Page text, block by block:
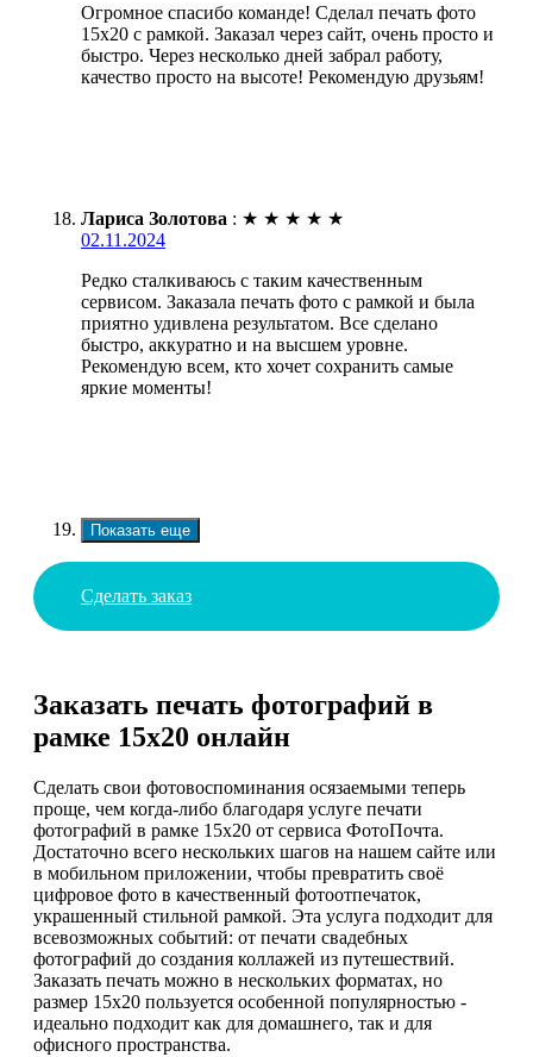
Огромное спасибо команде! Сделал печать фото
15х20 с рамкой. Заказал через сайт, очень просто и
быстро. Через несколько дней забрал работу,
качество просто на высоте! Рекомендую друзьям!
Лариса Золотова : ★ ★ ★ ★ ★
02.11.2024
Редко сталкиваюсь с таким качественным
сервисом. Заказала печать фото с рамкой и была
приятно удивлена результатом. Все сделано
быстро, аккуратно и на высшем уровне.
Рекомендую всем, кто хочет сохранить самые
яркие моменты!
Показать еще
Сделать заказ
Заказать печать фотографий в
рамке 15х20 онлайн
Сделать свои фотовоспоминания осязаемыми теперь
проще, чем когда-либо благодаря услуге печати
фотографий в рамке 15х20 от сервиса ФотоПочта.
Достаточно всего нескольких шагов на нашем сайте или
в мобильном приложении, чтобы превратить своё
цифровое фото в качественный фотоотпечаток,
украшенный стильной рамкой. Эта услуга подходит для
всевозможных событий: от печати свадебных
фотографий до создания коллажей из путешествий.
Заказать печать можно в нескольких форматах, но
размер 15х20 пользуется особенной популярностью -
идеально подходит как для домашнего, так и для
офисного пространства.